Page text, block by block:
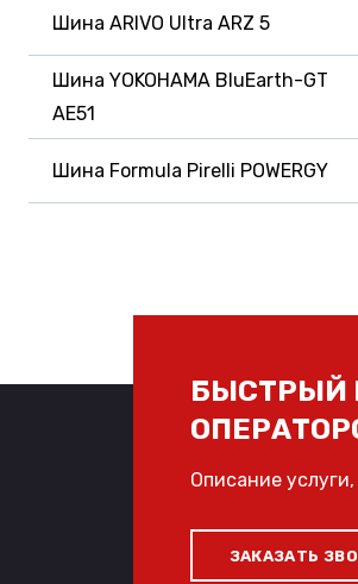
Шина ARIVO Ultra ARZ 5
Шина YOKOHAMA BluEarth-GT
AE51
Шина Formula Pirelli POWERGY
БЫСТРЫЙ
Описание
ЗАКАЗАТЬ